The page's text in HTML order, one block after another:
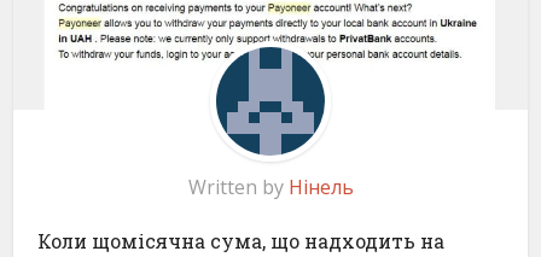
Written by Нінель
Коли щомісячна сума, що надходить на